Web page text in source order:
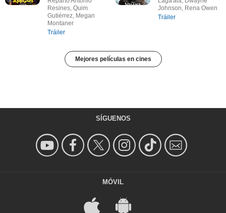
Resines, Quim
Gutiérrez, Megan
Montaner
Tráiler
Johnson, Rena Owen
Tráiler
Mejores películas en cines
SÍGUENOS
MÓVIL